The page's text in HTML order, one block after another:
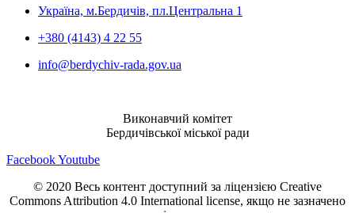
Україна, м.Бердичів, пл.Центральна 1
+380 (4143) 4 22 55
info@berdychiv-rada.gov.ua
Виконавчий комітет
Бердичівської міської ради
FacebookYoutube
© 2020 Весь контент доступний за ліцензією Creative
Commons Attribution 4.0 International license, якщо не зазначено